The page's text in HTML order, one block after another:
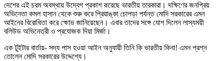
দেশের এই চরম অবস্থায় উদ্বেগ প্রকাশ করেছে ভারতীয় তারকারা। দক্ষিণের জনপ্রিয়
অভিনেতা কমল হাসান থেকে শুরু করে প্রিয়াঙ্কা চোপড়া পর্যন্ত মোদি সরকারের এমন
আইনের বিরোধিতা করে ক্ষোভ জানিয়েছেন। এবার তাদের সঙ্গে যোগ দিলেন লাস্যময়ী
বলিউড অভিনেত্রী ও প্রযোজক দিয়া মির্জা।
এক টুইটার বার্তায়- সদ্য পাস হওয়া আইন অনুযায়ী তিনি কি ভারতীয় কিনা! এমন প্রশ্ন
তোলেন মোদি সরকারের উদ্দেশ্যে।